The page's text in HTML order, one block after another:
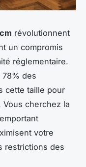
révolutionnent
un compromis
réglementaire.
78% des
cette taille pour
cherchez la
votre
restrictions des